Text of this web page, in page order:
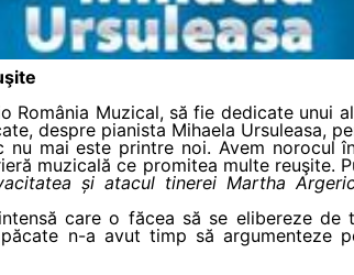
Muzical, să fie dedicate unui
despre pianista Mihaela Ursuleasa,
mai este printre noi. Avem norocul
muzicală ce promitea multe reuşite.
și atacul tinerei Martha
care o făcea să se elibereze de
n-a avut timp să argumenteze